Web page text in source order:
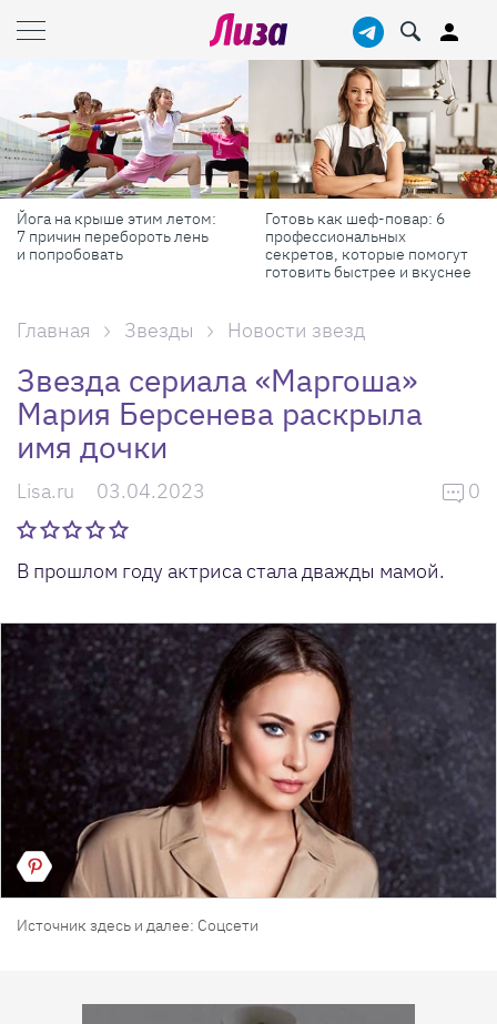
Йога на крыше этим летом:
7 причин перебороть лень
и попробовать
Готовь как шеф-повар: 6
профессиональных
секретов, которые помогут
готовить быстрее и вкуснее
Главная Звезды Новости звезд
Звезда сериала «Маргоша»
Мария Берсенева раскрыла
имя дочки
Lisa.ru 03.04.2023 0
В прошлом году актриса стала дважды мамой.
Источник здесь и далее: Соцсети